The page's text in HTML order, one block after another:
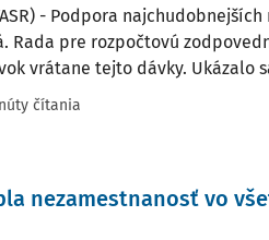
- Podpora
Rada pre rozpočtovú
vrátane tejto dávky. Ukázalo
čítania
nezamestnanosť vo